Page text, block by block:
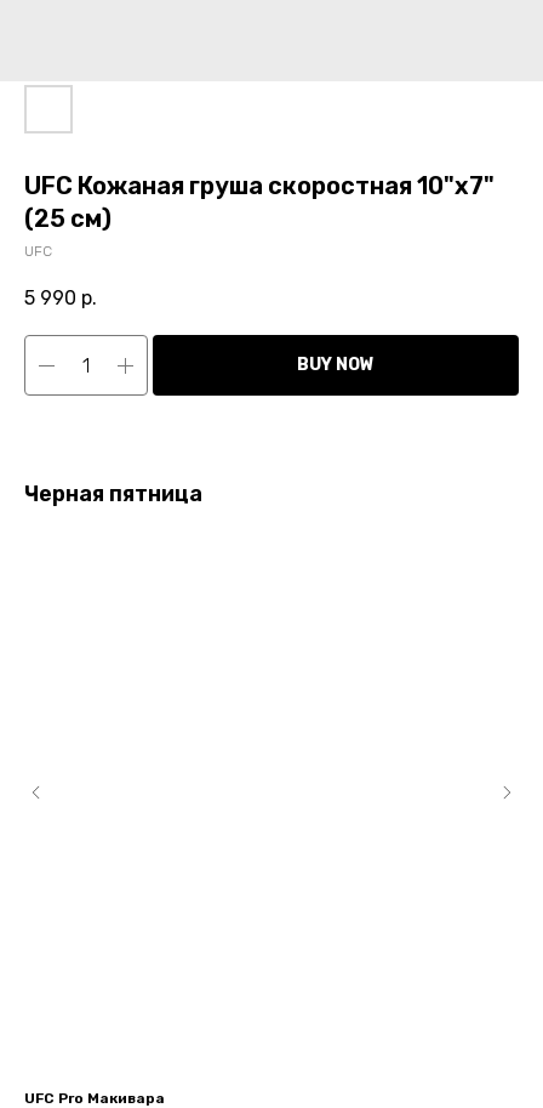
UFC Кожаная груша скоростная 10"х7"
(25 см)
UFC
5 990 р.
BUY NOW
Черная пятница
UFC Pro Макивара